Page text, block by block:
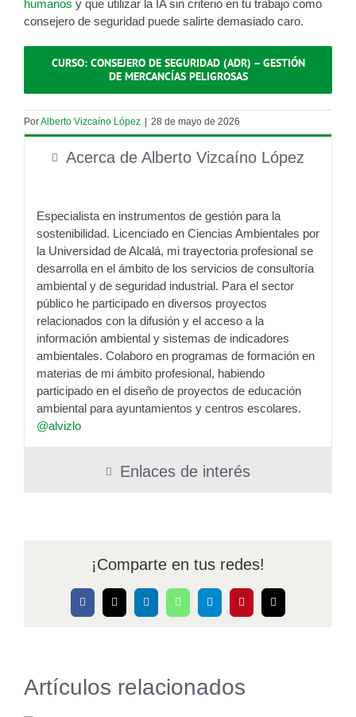
humanos y que utilizar la IA sin criterio en tu trabajo como
consejero de seguridad puede salirte demasiado caro.
CURSO: CONSEJERO DE SEGURIDAD (ADR) – GESTIÓN
DE MERCANCÍAS PELIGROSAS
PorAlberto Vizcaíno López 28 de mayo de 2026
Acerca de Alberto Vizcaíno López
Especialista en instrumentos de gestión para la
sostenibilidad. Licenciado en Ciencias Ambientales por
la Universidad de Alcalá, mi trayectoria profesional se
desarrolla en el ámbito de los servicios de consultoría
ambiental y de seguridad industrial. Para el sector
público he participado en diversos proyectos
relacionados con la difusión y el acceso a la
información ambiental y sistemas de indicadores
ambientales. Colaboro en programas de formación en
materias de mi ámbito profesional, habiendo
participado en el diseño de proyectos de educación
ambiental para ayuntamientos y centros escolares.
@alvizlo
Enlaces de interés
¡Comparte en tus redes!
Facebook
X LinkedInWhatsAppTelegramPinterestCorreo
electrónico
Artículos relacionados